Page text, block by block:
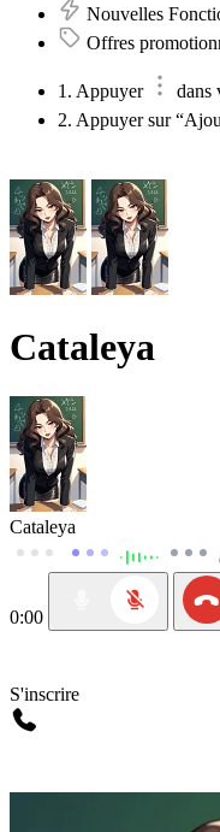
Nouvelles
Offres
1. Appuyer
dans
2. Appuyer sur
Cataleya
Cataleya
0:00
S'inscrire